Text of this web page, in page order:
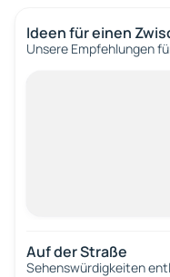
Ideen für einen
Unsere Empfehlungen
Auf der Straße
Sehenswürdigkeiten